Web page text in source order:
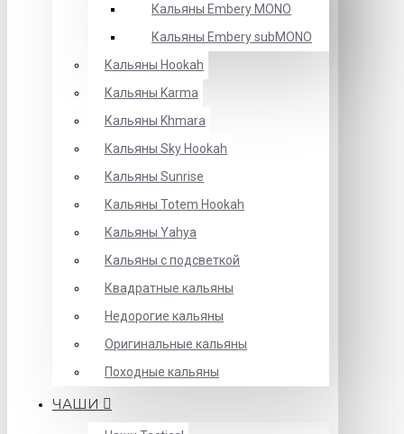
Кальяны Embery MONO
Кальяны Embery subMONO
Кальяны Hookah
Кальяны Karma
Кальяны Khmara
Кальяны Sky Hookah
Кальяны Sunrise
Кальяны Totem Hookah
Кальяны Yahya
Кальяны с подсветкой
Квадратные кальяны
Недорогие кальяны
Оригинальные кальяны
Походные кальяны
ЧАШИ